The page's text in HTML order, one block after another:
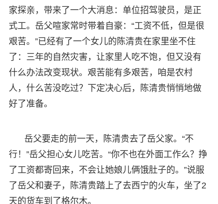
家探亲，带来了一个大消息：单位招驾驶员，是正
式工。岳父喧家常时带着自豪：“工资不低，但是很
艰苦。”已经有了一个女儿的陈清贵在家里坐不住
了：三年的自然灾害，让家里人吃不饱，但又没有
什么办法改变现状。艰苦能有多艰苦，咱是农村
人，什么苦没吃过？下定决心后，陈清贵悄悄地做
好了准备。
岳父要走的前一天，陈清贵去了岳父家。“不
行！”岳父担心女儿吃苦。“你不也在外面工作么？挣
了工资都寄回来，不会让她娘儿俩饿肚子的。”说服
了岳父和妻子，陈清贵踏上了去西宁的火车，坐了2
天的货车到了格尔木。